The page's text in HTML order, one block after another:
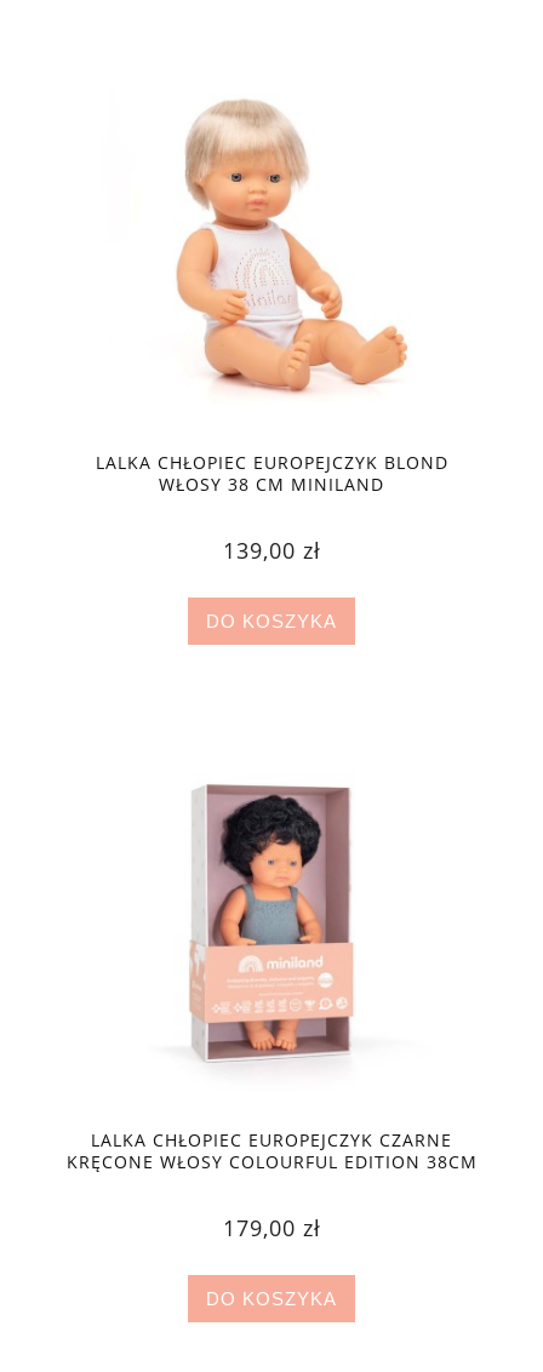
LALKA CHŁOPIEC EUROPEJCZYK BLOND
WŁOSY 38 CM MINILAND
139,00 zł
DO KOSZYKA
LALKA CHŁOPIEC EUROPEJCZYK CZARNE
KRĘCONE WŁOSY COLOURFUL EDITION 38CM
179,00 zł
DO KOSZYKA